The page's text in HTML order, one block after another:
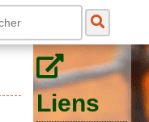
Liens